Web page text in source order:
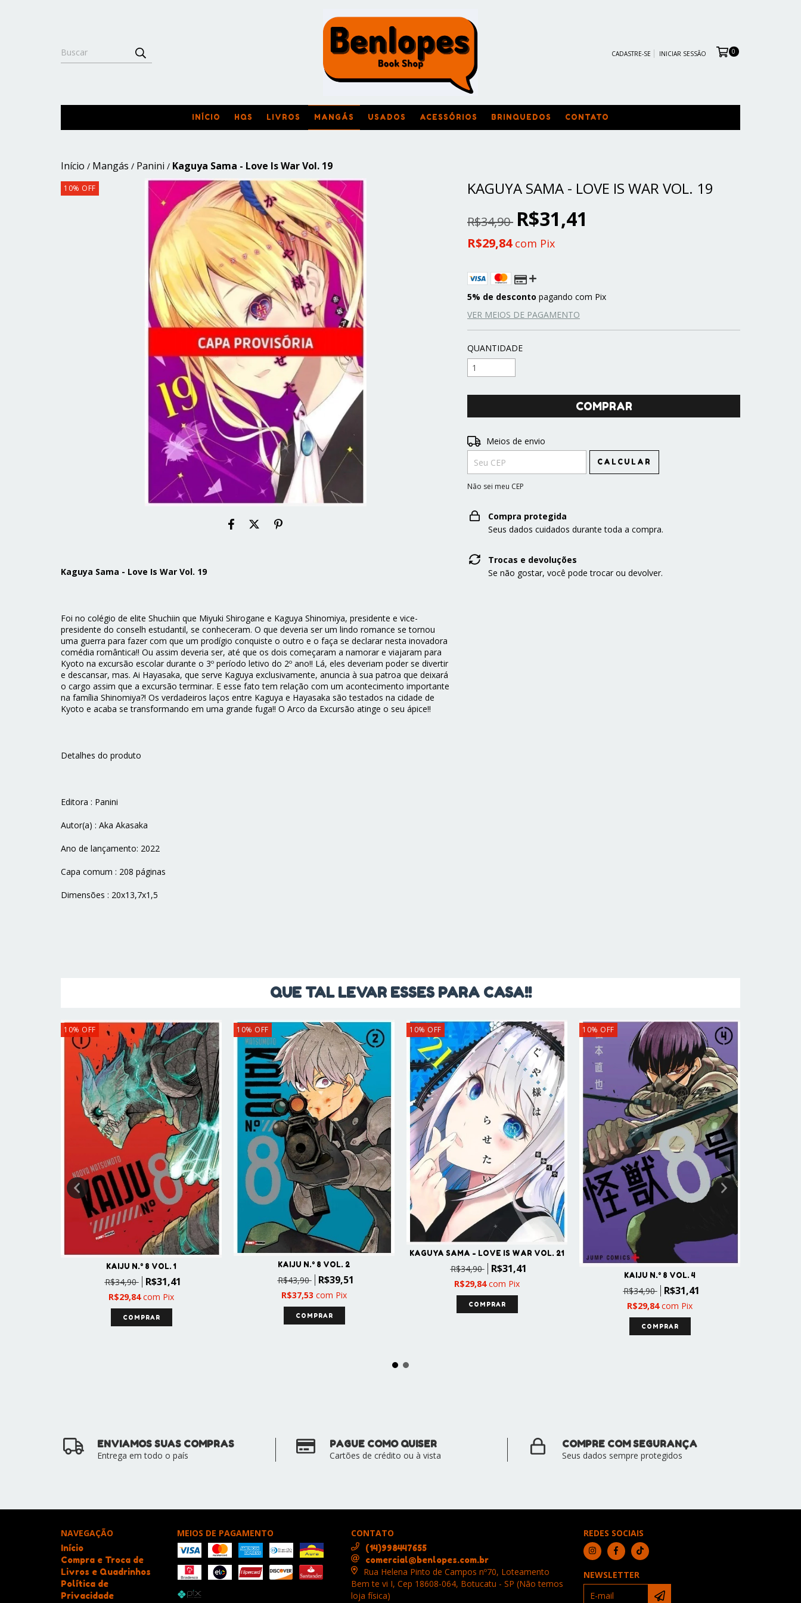
CADASTRE-SE INICIAR SESSÃO 0
INÍCIO HQS LIVROS MANGÁS USADOS ACESSÓRIOS BRINQUEDOS CONTATO
Início / Mangás / Panini / Kaguya Sama - Love Is War Vol. 19
10% OFF
Kaguya Sama - Love Is War Vol. 19
Foi no colégio de elite Shuchiin que Miyuki Shirogane e Kaguya Shinomiya, presidente e vice-
presidente do conselh estudantil, se conheceram. O que deveria ser um lindo romance se tornou
uma guerra para fazer com que um prodígio conquiste o outro e o faça se declarar nesta inovadora
comédia romântica!! Ou assim deveria ser, até que os dois começaram a namorar e viajaram para
Kyoto na excursão escolar durante o 3º período letivo do 2º ano!! Lá, eles deveriam poder se divertir
e descansar, mas. Ai Hayasaka, que serve Kaguya exclusivamente, anuncia à sua patroa que deixará
o cargo assim que a excursão terminar. E esse fato tem relação com um acontecimento importante
na família Shinomiya?! Os verdadeiros laços entre Kaguya e Hayasaka são testados na cidade de
Kyoto e acaba se transformando em uma grande fuga!! O Arco da Excursão atinge o seu ápice!!
Detalhes do produto
Editora : Panini
Autor(a) : Aka Akasaka
Ano de lançamento: 2022
Capa comum : 208 páginas
Dimensões : 20x13,7x1,5
KAGUYA SAMA - LOVE IS WAR VOL. 19
R$34,90 R$31,41
R$29,84 com Pix
5% de desconto pagando com Pix
VER MEIOS DE PAGAMENTO
QUANTIDADE
Entregas para o CEP:
Meios de envio
CALCULAR
Não sei meu CEP
Compra protegida
Seus dados cuidados durante toda a compra.
Trocas e devoluções
Se não gostar, você pode trocar ou devolver.
QUE TAL LEVAR ESSES PARA CASA!!
10% OFF
KAIJU N.° 8 VOL. 1
R$34,90 R$31,41
R$29,84com Pix
10% OFF
KAIJU N.° 8 VOL. 2
R$43,90 R$39,51
R$37,53 com Pix
10% OFF
KAGUYA SAMA - LOVE IS WAR VOL. 21
R$34,90 R$31,41
R$29,84com Pix
10% OFF
KAIJU N.° 8 VOL. 4
R$34,90 R$31,41
R$29,84com Pix
ENVIAMOS SUAS COMPRAS
Entrega em todo o país
PAGUE COMO QUISER
Cartões de crédito ou à vista
COMPRE COM SEGURANÇA
Seus dados sempre protegidos
NAVEGAÇÃO
Início
Compra e Troca de
Livros e Quadrinhos
Política de
Privacidade
MEIOS DE PAGAMENTO CONTATO
(14)998447655
comercial@benlopes.com.br
Rua Helena Pinto de Campos nº70, Loteamento
Bem te vi I, Cep 18608-064, Botucatu - SP (Não temos
loja física)
REDES SOCIAIS
NEWSLETTER